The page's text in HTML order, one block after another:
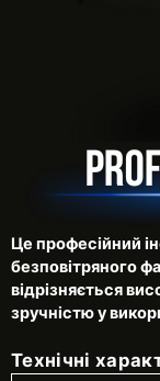
Це професійний
безповітряного
відрізняється
зручністю у
Технічні